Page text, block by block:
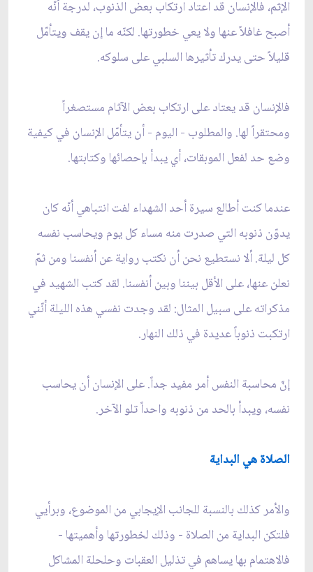
الإثم، فالإنسان قد اعتاد ارتكاب بعض الذنوب، لدرجة أنّه
أصبح غافلاً عنها ولا يعي خطورتها. لكنّه ما إن يقف ويتأمّل
قليلاً حتى يدرك تأثيرها السلبي على سلوكه.
فالإنسان قد يعتاد على ارتكاب بعض الآثام مستصغراً
ومحتقراً لها. والمطلوب - اليوم - أن يتأمّل الإنسان في كيفية
وضع حد لفعل الموبقات، أي يبدأ بإحصائها وكتابتها.
عندما كنت أطالع سيرة أحد الشهداء لفت انتباهي أنّه كان
يدوّن ذنوبه التي صدرت منه مساء كل يوم ويحاسب نفسه
كل ليلة. ألا نستطيع نحن أن نكتب رواية عن أنفسنا ومن ثمّ
نعلن عنها، على الأقل بيننا وبين أنفسنا. لقد كتب الشهيد في
مذكراته على سبيل المثال: لقد وجدت نفسي هذه الليلة أنّني
ارتكبت ذنوباً عديدة في ذلك النهار.
إنّ محاسبة النفس أمر مفيد جداً. على الإنسان أن يحاسب
نفسه، ويبدأ بالحد من ذنوبه واحداً تلو الآخر.
الصلاة هي البداية
والأمر كذلك بالنسبة للجانب الإيجابي من الموضوع، وبرأيي
فلتكن البداية من الصلاة - وذلك لخطورتها وأهميتها -
فالاهتمام بها يساهم في تذليل العقبات وحلحلة المشاكل